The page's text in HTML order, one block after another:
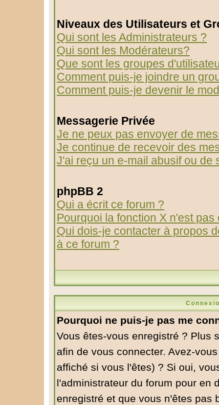
Niveaux des Utilisateurs et
Qui sont les Administrateurs ?
Qui sont les Modérateurs?
Que sont les groupes
Comment puis-je joindre un
Comment puis-je devenir le
Messagerie Privée
Je ne peux pas envoyer de
Je continue de recevoir des
J'ai reçu un e-mail abusif ou de
phpBB 2
Qui a écrit ce forum ?
Pourquoi la fonction X n'est pas
Qui dois-je contacter à propos
à ce forum ?
Pourquoi ne puis-je pas me
Vous êtes-vous enregistré ? Plus
afin de vous connecter. Avez-
affiché si vous l'êtes) ? Si oui,
l'administrateur du forum pour en
enregistré et que vous n'êtes pas